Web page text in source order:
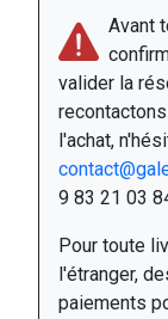
Avant
valider la
l'achat,
9 83 21 03
Pour toute
l'étranger,
paiements